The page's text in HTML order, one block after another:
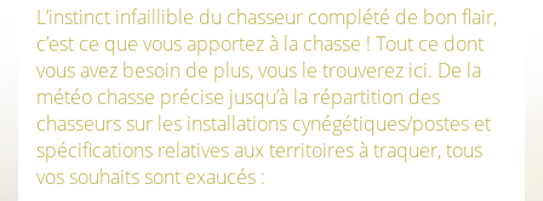
L’instinct infaillible du chasseur complété de bon flair,
c’est ce que vous apportez à la chasse ! Tout ce dont
vous avez besoin de plus, vous le trouverez ici. De la
météo chasse précise jusqu’à la répartition des
chasseurs sur les installations cynégétiques/postes et
spécifications relatives aux territoires à traquer, tous
vos souhaits sont exaucés :